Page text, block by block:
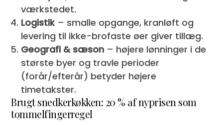
værkstedet.
Logistik– smalle opgange, kranløft og
levering til ikke-brofaste øer giver tillæg.
Geografi & sæson – højere lønninger i de
største byer og travle perioder
(forår/efterår) betyder højere
timetakster.
Brugt snedkerkøkken: 20 % af nyprisen som
tommelfingerregel